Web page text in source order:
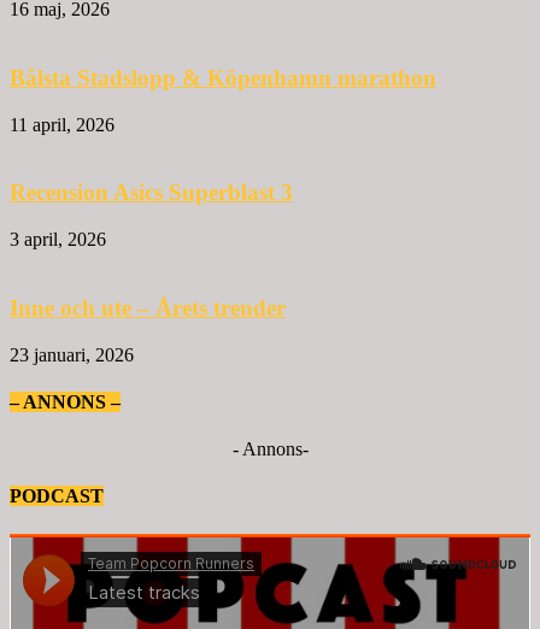
16 maj, 2026
Bålsta Stadslopp & Köpenhamn marathon
11 april, 2026
Recension Asics Superblast 3
3 april, 2026
Inne och ute – Årets trender
23 januari, 2026
– ANNONS –
- Annons-
PODCAST